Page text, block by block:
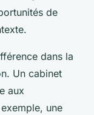
de
dans la
Un cabinet
aux
une